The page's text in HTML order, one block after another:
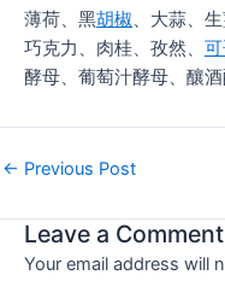
薄荷、黑胡椒、大蒜、
巧克力、肉桂、孜然、
酵母、葡萄汁酵母、釀
← Previous Post
Leave a Comment
Your email address will